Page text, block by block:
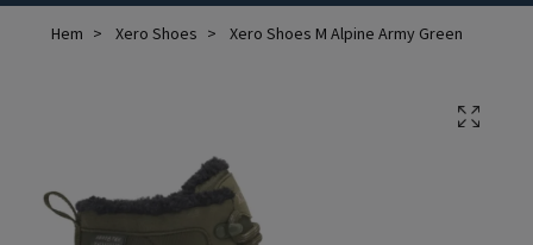
Hem Xero Shoes Xero Shoes M Alpine Army Green